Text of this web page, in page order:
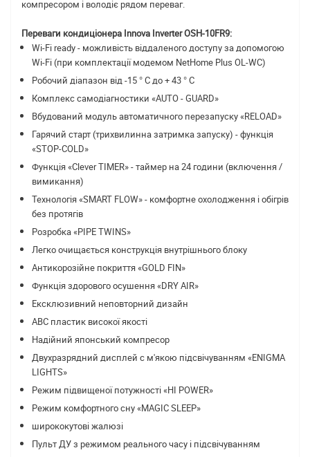
компресором і володіє рядом переваг.
Переваги кондиціонера Innova Inverter OSH-10FR9:
Wi-Fi ready - можливість віддаленого доступу за допомогою
Wi-Fi (при комплектації модемом NetHome Plus OL-WC)
Робочий діапазон від -15 ° С до + 43 ° С
Комплекс самодіагностики «AUTO - GUARD»
Вбудований модуль автоматичного перезапуску «RELOAD»
Гарячий старт (трихвилинна затримка запуску) - функція
«STOP-COLD»
Функція «Сlever TIMER» - таймер на 24 години (включення /
вимикання)
Технологія «SMART FLOW» - комфортне охолодження і обігрів
без протягів
Розробка «PIPE TWINS»
Легко очищається конструкція внутрішнього блоку
Антикорозійне покриття «GOLD FIN»
Функція здорового осушення «DRY AIR»
Ексклюзивний неповторний дизайн
ABC пластик високої якості
Надійний японський компресор
Двухразрядний дисплей c м'якою підсвічуванням «ENIGMA
LIGHTS»
Режим підвищеної потужності «HI POWER»
Режим комфортного сну «MAGIC SLEEP»
ширококутові жалюзі
Пульт ДУ з режимом реального часу і підсвічуванням